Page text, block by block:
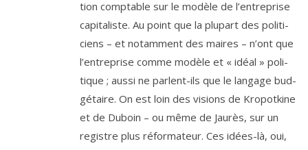
tion comp­table sur le modèle de l’en­tre­prise
capi­ta­liste. Au point que la plu­part des poli­ti­
ciens – et notam­ment des maires – n’ont que
l’en­tre­prise comme modèle et « idéal » poli­
tique ; aus­si ne parlent-ils que le lan­gage bud­
gé­taire. On est loin des visions de Kropotkine
et de Duboin – ou même de Jaurès, sur un
registre plus réfor­ma­teur. Ces idées-là, oui,